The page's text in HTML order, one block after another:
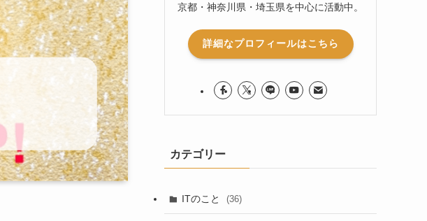
京都・神奈川県・埼玉県を中心に活動中。
詳細なプロフィールはこちら
カテゴリー
ITのこと (36)